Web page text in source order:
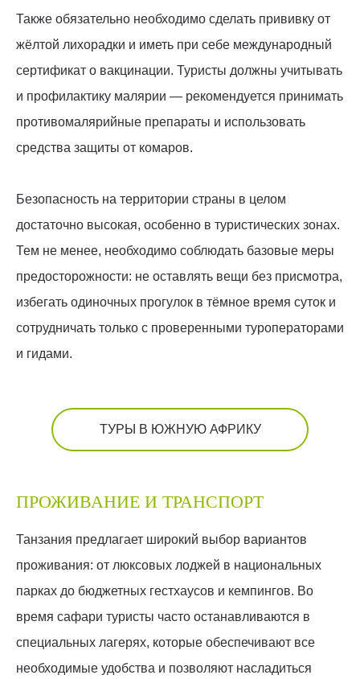
Также обязательно необходимо сделать прививку от
жёлтой лихорадки и иметь при себе международный
сертификат о вакцинации. Туристы должны учитывать
и профилактику малярии — рекомендуется принимать
противомалярийные препараты и использовать
средства защиты от комаров.
Безопасность на территории страны в целом
достаточно высокая, особенно в туристических зонах.
Тем не менее, необходимо соблюдать базовые меры
предосторожности: не оставлять вещи без присмотра,
избегать одиночных прогулок в тёмное время суток и
сотрудничать только с проверенными туроператорами
и гидами.
ТУРЫ В ЮЖНУЮ АФРИКУ
ПРОЖИВАНИЕ И ТРАНСПОРТ
Танзания предлагает широкий выбор вариантов
проживания: от люксовых лоджей в национальных
парках до бюджетных гестхаусов и кемпингов. Во
время сафари туристы часто останавливаются в
специальных лагерях, которые обеспечивают все
необходимые удобства и позволяют насладиться